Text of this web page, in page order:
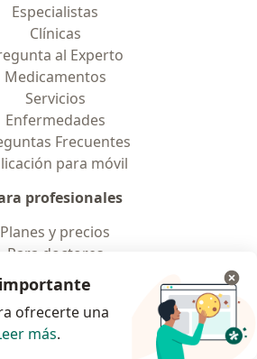
Especialistas
Clínicas
al Experto
Medicamentos
Servicios
Enfermedades
Frecuentes
para móvil
profesionales
Planes y precios
Para doctores
Para clinicas
Notes
gratuitos
de los Planes Doctoralia
ofrecerte una
más.